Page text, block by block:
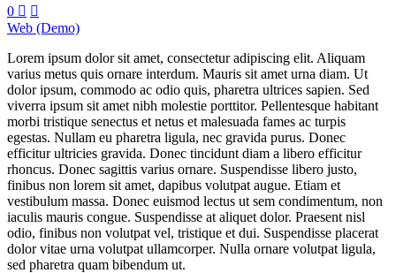
0  
Web (Demo)
Lorem ipsum dolor sit amet, consectetur adipiscing elit. Aliquam
varius metus quis ornare interdum. Mauris sit amet urna diam. Ut
dolor ipsum, commodo ac odio quis, pharetra ultrices sapien. Sed
viverra ipsum sit amet nibh molestie porttitor. Pellentesque habitant
morbi tristique senectus et netus et malesuada fames ac turpis
egestas. Nullam eu pharetra ligula, nec gravida purus. Donec
efficitur ultricies gravida. Donec tincidunt diam a libero efficitur
rhoncus. Donec sagittis varius ornare. Suspendisse libero justo,
finibus non lorem sit amet, dapibus volutpat augue. Etiam et
vestibulum massa. Donec euismod lectus ut sem condimentum, non
iaculis mauris congue. Suspendisse at aliquet dolor. Praesent nisl
odio, finibus non volutpat vel, tristique et dui. Suspendisse placerat
dolor vitae urna volutpat ullamcorper. Nulla ornare volutpat ligula,
sed pharetra quam bibendum ut.